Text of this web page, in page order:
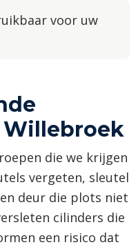
voor uw
die we krijgen
vergeten, sleutel
deur die plots niet
cilinders die
een risico dat